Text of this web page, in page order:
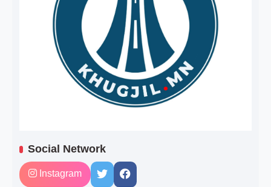
Social Network
Instagram